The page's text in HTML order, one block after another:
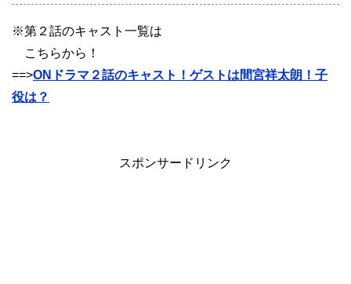
※第２話のキャスト一覧は
こちらから！
==>ONドラマ２話のキャスト！ゲストは間宮祥太朗！子
役は？
スポンサードリンク